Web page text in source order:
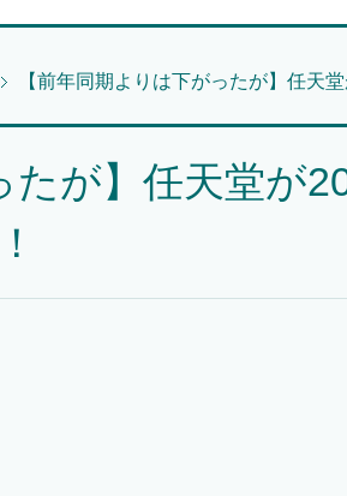
【前年同期よりは下がったが】任天
たが】任天堂が